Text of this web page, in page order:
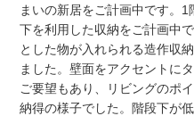
まいの新居をご計画中です。
下を利用した収納をご計画中
とした物が入れられる造作収
ました。壁面をアクセントに
ご要望もあり、リビングのポ
納得の様子でした。階段下が